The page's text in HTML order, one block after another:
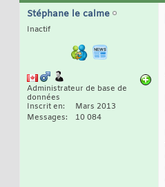
Stéphane le calme
Inactif
Administrateur de base de
données
Inscrit en
Mars 2013
Messages
10 084